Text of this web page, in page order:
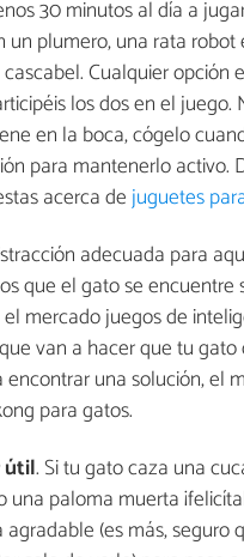
30 minutos al día a
un plumero, una rata robot
Cualquier opción
los dos en el juego.
en la boca, cógelo
para mantenerlo activo.
acerca dejuguetes
adecuada para
que el gato se encuentre
mercado juegos de
van a hacer que tu gato
encontrar una solución, el
para gatos.
útil. Si tu gato caza una
una paloma muerta
(es más, seguro